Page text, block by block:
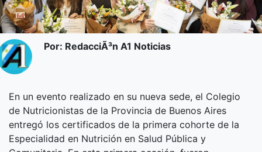
Por: RedacciÃ³n A1 Noticias
En un evento realizado en su nueva sede, el Colegio
de Nutricionistas de la Provincia de Buenos Aires
entregó los certificados de la primera cohorte de la
Especialidad en Nutrición en Salud Pública y